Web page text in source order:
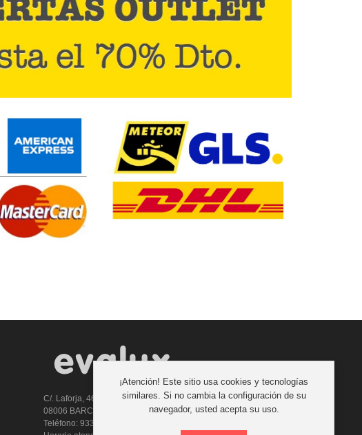
C/. Laforja, 46
08006 BARCELONA (ESPAÑA)
Teléfono: 933 210 593 - 619 711 900
¡Atención! Este sitio usa cookies y tecnologías
similares. Si no cambia la configuración de su
navegador, usted acepta su uso.